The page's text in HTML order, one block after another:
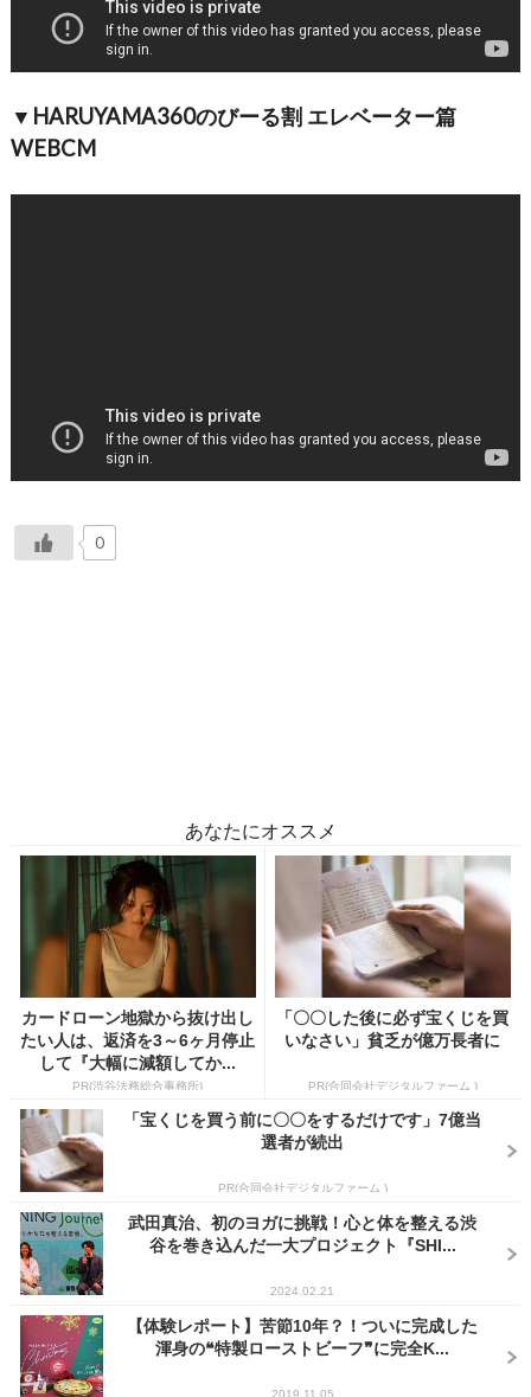
▼HARUYAMA360のびーる割 エレベーター篇
WEBCM
0
あなたにオススメ
カードローン地獄から抜け出し
たい人は、返済を3～6ヶ月停止
して『大幅に減額してか...
PR(渋谷法務総合事務所)
「〇〇した後に必ず宝くじを買
いなさい」貧乏が億万長者に
PR(合同会社デジタルファーム )
「宝くじを買う前に〇〇をするだけです」7億当
選者が続出
PR(合同会社デジタルファーム )
武田真治、初のヨガに挑戦！心と体を整える渋
谷を巻き込んだ一大プロジェクト『SHI...
2024.02.21
【体験レポート】苦節10年？！ついに完成した
渾身の❝特製ローストビーフ❞に完全K...
2019.11.05